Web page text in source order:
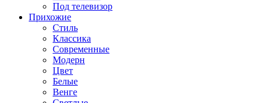
Под телевизор
Прихожие
Стиль
Классика
Современные
Модерн
Цвет
Белые
Венге